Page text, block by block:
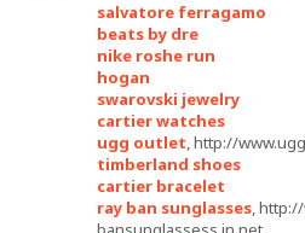
salvatore ferragamo
beats by dre
nike roshe run
hogan
swarovski jewelry
cartier watches
ugg outlet, http://
timberland shoes
cartier bracelet
ray ban sunglasses,